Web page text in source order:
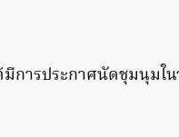
การประกาศนัดชุมนุมใ